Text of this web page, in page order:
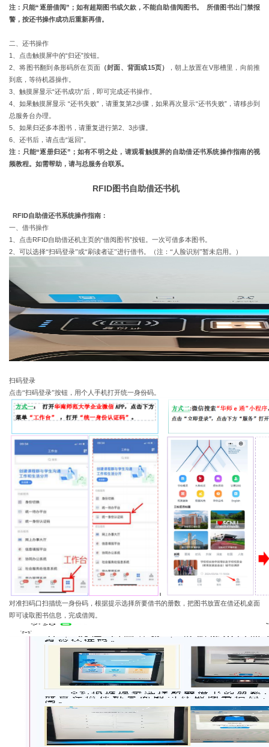
注：只能“逐册借阅” ；如有超期图书或欠款，不能自助借阅图书。
所借图书出门禁报
警，按还书操作成功后重新再借。
二、还书操作
1
、点击触摸屏中的“归还”按钮。
2 、将图书翻到条形码所在页面 （封面、背面或15页） ，朝上放置在V形槽里，向前推
到底，等待机器操作。
3 、触摸屏显示“还书成功”后，即可完成还书操作。
4 、如果触摸屏显示 “还书失败”，请重复第2步骤，如果再次显示“还书失败”，请移步到
总服务台办理。
5 、如果归还多本图书，请重复进行第2 3步骤。
6 、还书后，请点击“返回”
注：只能“逐册归还” ；如有不明之处，请观看触摸屏的自助借还书系统操作指南的视
频教程。如需帮助，请与总服务台联系。
RFID图书自助借还书机
RFID自助借还书系统操作指南：
一、借书操作
1
、点击RFID自助借还机主页的“借阅 图书”按钮。 一次可借多本图书。
2
可以选择“扫码登录”或“刷读者证”进行借书。（注：“人脸识别”暂未启用。）
扫码登录
点击“扫码登录”按钮，用个人手机打开统一身份码。
对准扫码口扫描统一身份码，根据提示选择所要借书的册数，把图书放置在借还机桌面
即可读取图书信息，完成借阅。